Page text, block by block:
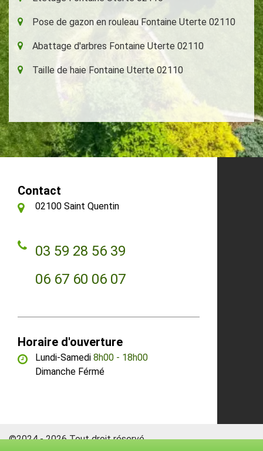
Pose de gazon en rouleau Fontaine Uterte 02110
Abattage d'arbres Fontaine Uterte 02110
Taille de haie Fontaine Uterte 02110
Contact
02100 Saint Quentin
03 59 28 56 39
06 67 60 06 07
Horaire d'ouverture
Lundi-Samedi 8h00 - 18h00
Dimanche Férmé
©2024 - 2026 Tout droit réservé